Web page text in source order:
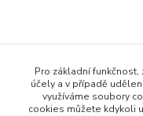
Zboží zařazeno v
Střídavé
Pro základní
účely a v případě
využíváme soubory
cookies můžete kdykoli